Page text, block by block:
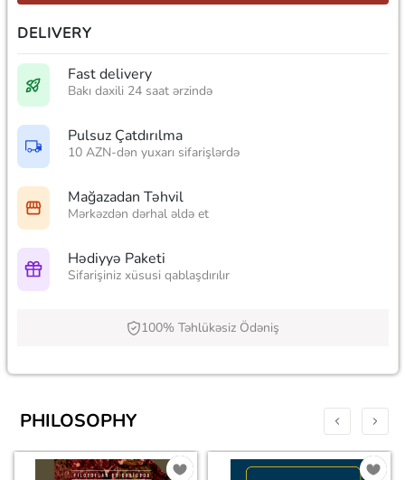
DELIVERY
Fast delivery
Bakı daxili 24 saat ərzində
Pulsuz Çatdırılma
10 AZN-dən yuxarı sifarişlərdə
Mağazadan Təhvil
Mərkəzdən dərhal əldə et
Hədiyyə Paketi
Sifarişiniz xüsusi qablaşdırılır
100% Təhlükəsiz Ödəniş
PHILOSOPHY